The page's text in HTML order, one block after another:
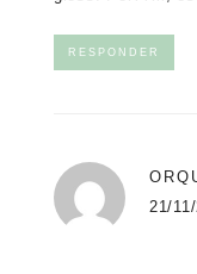
RESPONDER
21/